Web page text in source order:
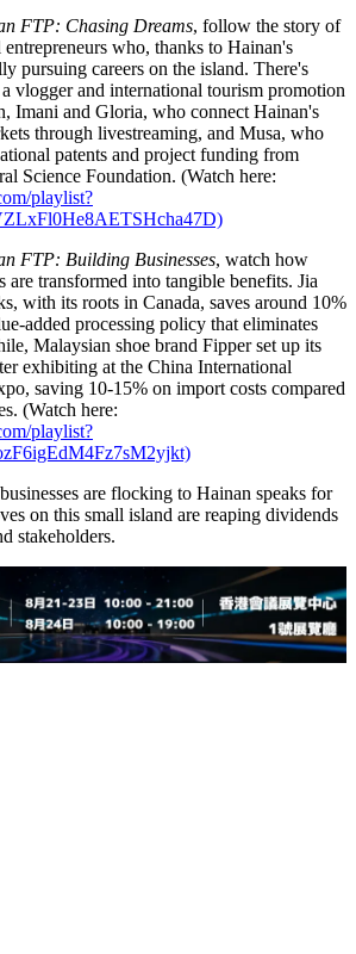
FTP: Chasing Dreams, follow the story of
who, thanks to Hainan's
pursuing careers on the island. There's
vlogger and international tourism promotion
Imani and Gloria, who connect Hainan's
through livestreaming, and Musa, who
patents and project funding from
Science Foundation. (Watch here:
playlist?
FTP: Building Businesses, watch how
are transformed into tangible benefits. Jia
with its roots in Canada, saves around 10%
added processing policy that eliminates
Malaysian shoe brand Fipper set up its
exhibiting at the China International
saving 10-15% on import costs compared
(Watch here:
playlist?
are flocking to Hainan speaks for
on this small island are reaping dividends
stakeholders.